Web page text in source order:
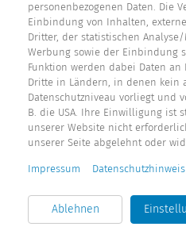
E-Mail:
Dichtungskatalog
personenbezogenen Daten. Die
Einbindung von Inhalten,
Dritter, der statistischen
Werbung sowie der Einbindung
Funktion werden dabei Daten
Dritte in Ländern, in denen kein
Datenschutzniveau vorliegt und
B. die USA. Ihre Einwilligung ist
unserer Website nicht
unserer Seite abgelehnt oder
Impressum Datenschutzhinweis
Ablehnen